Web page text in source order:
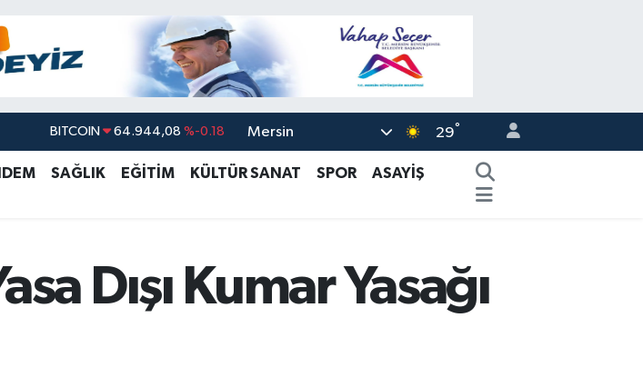
BITCOIN 64.944,08 %-0.18
DOLAR 47,7436 %0.18
BİST100 13.779 %-14
Mersin 29°
SAĞLIK EĞİTİM KÜLTÜR SANAT SPOR
ASAYİŞ
Dışı Kumar Yasağı